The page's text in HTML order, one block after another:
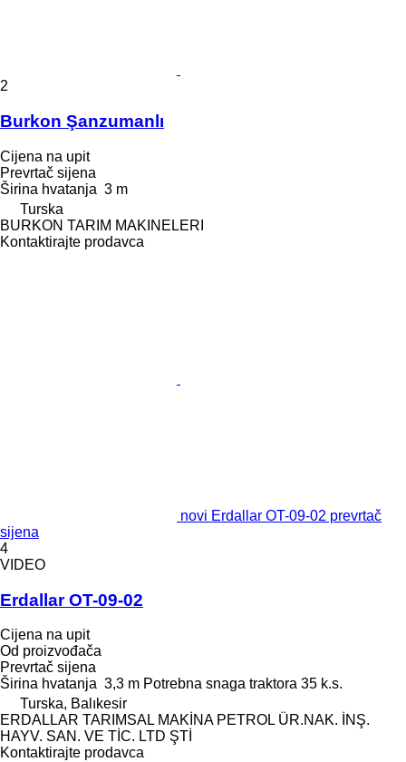
2
Burkon Şanzumanlı
Cijena na upit
Prevrtač sijena
Širina hvatanja 3 m
Turska
BURKON TARIM MAKINELERI
Kontaktirajte prodavca
novi Erdallar OT-09-02 prevrtač
sijena
4
VIDEO
Erdallar OT-09-02
Cijena na upit
Od proizvođača
Prevrtač sijena
Širina hvatanja 3,3 m Potrebna snaga traktora 35 k.s.
Turska, Balıkesir
ERDALLAR TARIMSAL MAKİNA PETROL ÜR.NAK. İNŞ.
HAYV. SAN. VE TİC. LTD ŞTİ
Kontaktirajte prodavca